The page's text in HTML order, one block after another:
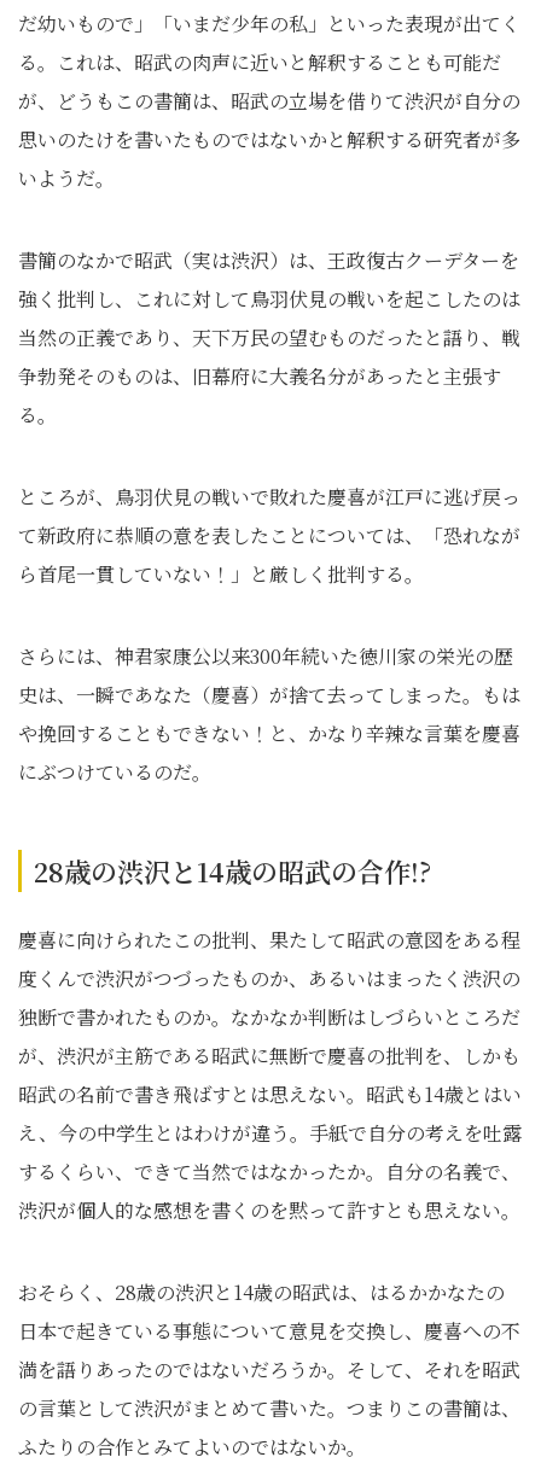
だ幼いもので」「いまだ少年の私」といった表現が出てく
る。これは、昭武の肉声に近いと解釈することも可能だ
が、どうもこの書簡は、昭武の立場を借りて渋沢が自分の
思いのたけを書いたものではないかと解釈する研究者が多
いようだ。
書簡のなかで昭武（実は渋沢）は、王政復古クーデターを
強く批判し、これに対して鳥羽伏見の戦いを起こしたのは
当然の正義であり、天下万民の望むものだったと語り、戦
争勃発そのものは、旧幕府に大義名分があったと主張す
る。
ところが、鳥羽伏見の戦いで敗れた慶喜が江戸に逃げ戻っ
て新政府に恭順の意を表したことについては、「恐れなが
ら首尾一貫していない！」と厳しく批判する。
さらには、神君家康公以来300年続いた徳川家の栄光の歴
史は、一瞬であなた（慶喜）が捨て去ってしまった。もは
や挽回することもできない！と、かなり辛辣な言葉を慶喜
にぶつけているのだ。
28歳の渋沢と14歳の昭武の合作!?
慶喜に向けられたこの批判、果たして昭武の意図をある程
度くんで渋沢がつづったものか、あるいはまったく渋沢の
独断で書かれたものか。なかなか判断はしづらいところだ
が、渋沢が主筋である昭武に無断で慶喜の批判を、しかも
昭武の名前で書き飛ばすとは思えない。昭武も14歳とはい
え、今の中学生とはわけが違う。手紙で自分の考えを吐露
するくらい、できて当然ではなかったか。自分の名義で、
渋沢が個人的な感想を書くのを黙って許すとも思えない。
おそらく、28歳の渋沢と14歳の昭武は、はるかかなたの
日本で起きている事態について意見を交換し、慶喜への不
満を語りあったのではないだろうか。そして、それを昭武
の言葉として渋沢がまとめて書いた。つまりこの書簡は、
ふたりの合作とみてよいのではないか。